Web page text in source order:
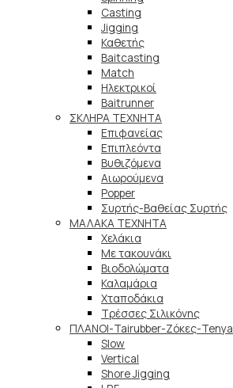
Casting
Jigging
Καθετής
Baitcasting
Match
Ηλεκτρικοί
Baitrunner
ΣΚΛΗΡΑ ΤΕΧΝΗΤΑ
Επιφανείας
Επιπλεόντα
Βυθιζόμενα
Αιωρούμενα
Popper
Συρτής-Βαθείας Συρτής
ΜΑΛΑΚΑ TEXNHTA
Χελάκια
Με τακουνάκι
Βιοδολώματα
Καλαμάρια
Χταποδάκια
Τρέσσες Σιλικόνης
ΠΛΑΝΟΙ-Tairubber-Ζόκες-Tenya
Slow
Vertical
Shore Jigging